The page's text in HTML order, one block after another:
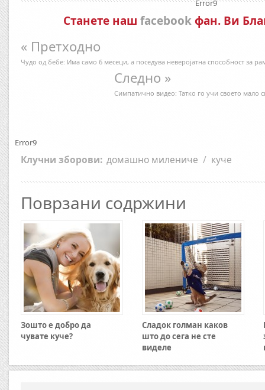
Станете наш facebookфан. Ви
« Претходно
Чудо од бебе: Има само 6 месеци, а поседува неверојатна способност за
Следно »
Симпaтично видео: Татко го учи своето мало
Error9
Error9
Клучни зборови: домашно милениче / куче
Поврзани содржини
Зошто е добро да
чувате куче?
Сладок голман каков
што до сега не сте
виделе